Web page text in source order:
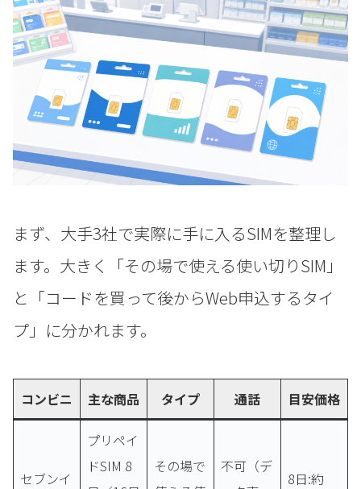
まず、大手3社で実際に手に入るSIMを整理し
ます。大きく「その場で使える使い切りSIM」
と「コードを買って後からWeb申込するタイ
プ」に分かれます。
コンビニ 主な商品 タイプ 通話 目安価格
セブンイ
プリペイ
ドSIM 8
その場で
不可（デ
8日:約